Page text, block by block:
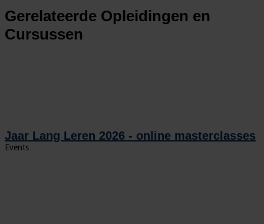
Gerelateerde Opleidingen en
Cursussen
Jaar Lang Leren 2026 - online masterclasses
Events